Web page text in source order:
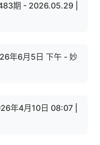
期 - 2026.05.29 |
年6月5日 下午 - 妙
年4月10日 08:07 |